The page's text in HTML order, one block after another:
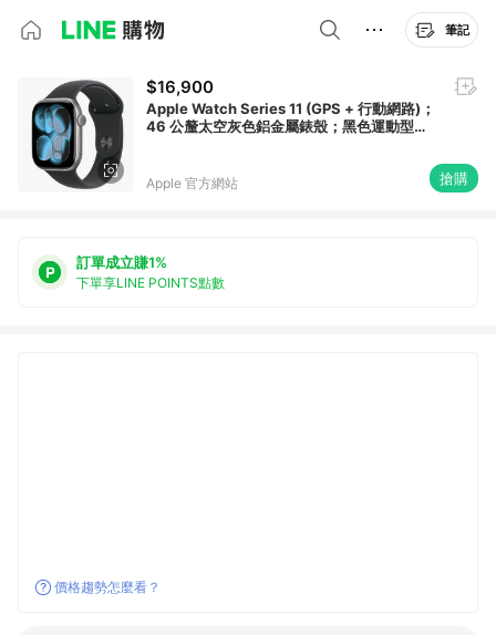
筆記
$16,900
Apple Watch Series 11 (GPS + 行動網路)；
46 公釐太空灰色鋁金屬錶殼；黑色運動型錶
Apple 官方網站 搶購
訂單成立賺1%
下單享LINE POINTS點數
價格趨勢怎麼看？